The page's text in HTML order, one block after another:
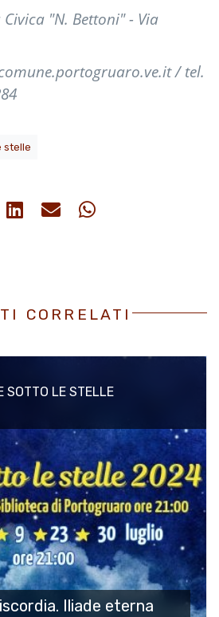
"N. Bettoni" - Via
/ tel.
stelle
CORRELATI
SOTTO LE STELLE
Iliade eterna